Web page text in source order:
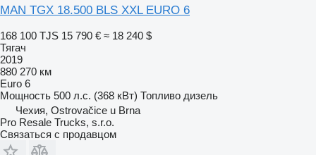
MAN TGX 18.500 BLS XXL EURO 6
168 100 TJS 15 790 € ≈ 18 240 $
Тягач
2019
880 270 км
Euro 6
Мощность 500 л.с. (368 кВт) Топливо дизель
Чехия, Ostrovačice u Brna
Pro Resale Trucks, s.r.o.
Связаться с продавцом